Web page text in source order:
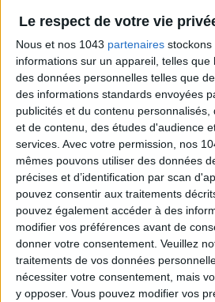
Le respect de votre vie
Nous et nos 1043 partenaires stockons
informations sur un appareil, telles que
des données personnelles telles que
des informations standards envoyées
publicités et du contenu
et de contenu, des études d'audience
services. Avec votre permission, nos
mêmes pouvons utiliser des données
précises et d’identification par scan
pouvez consentir aux traitements
pouvez également accéder à des
modifier vos préférences avant de
donner votre consentement. Veuillez
traitements de vos données
nécessiter votre consentement, mais
y opposer. Vous pouvez modifier vos
LES SPF 50 QUI DONNENT ENVIE